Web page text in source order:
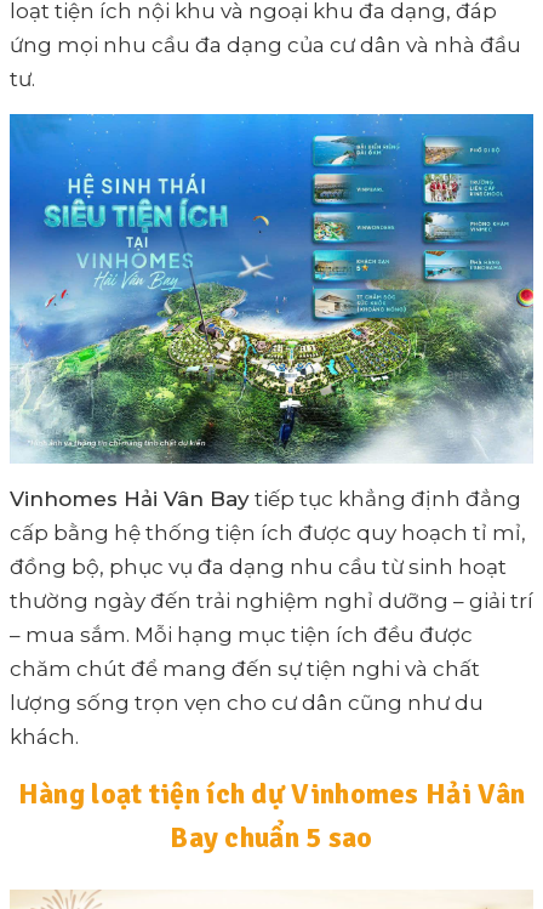
loạt tiện ích nội khu và ngoại khu đa dạng, đáp
ứng mọi nhu cầu đa dạng của cư dân và nhà đầu
tư.
Vinhomes Hải Vân Bay tiếp tục khẳng định đẳng
cấp bằng hệ thống tiện ích được quy hoạch tỉ mỉ,
đồng bộ, phục vụ đa dạng nhu cầu từ sinh hoạt
thường ngày đến trải nghiệm nghỉ dưỡng – giải trí
– mua sắm. Mỗi hạng mục tiện ích đều được
chăm chút để mang đến sự tiện nghi và chất
lượng sống trọn vẹn cho cư dân cũng như du
khách.
Hàng loạt tiện ích dự Vinhomes Hải Vân
Bay chuẩn 5 sao